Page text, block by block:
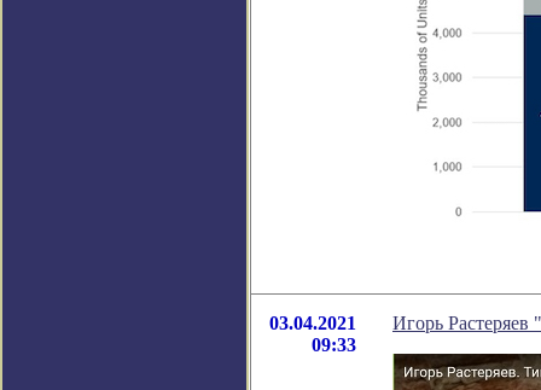
03.04.2021
09:33
Игорь